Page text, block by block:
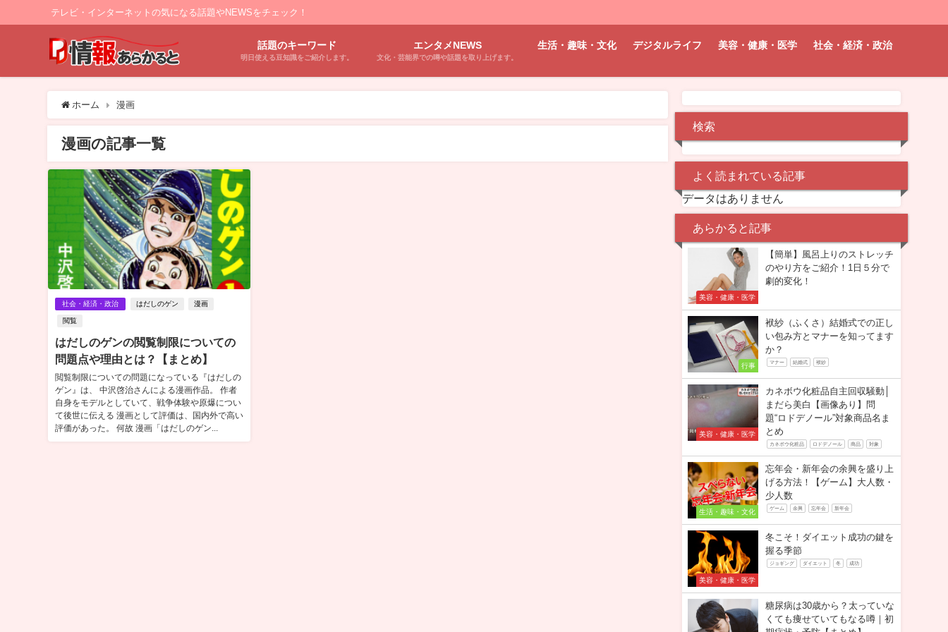
テレビ・インターネットの気になる話題やNEWSをチェック！
話題のキーワード
明日使える豆知識をご紹介します。
エンタメNEWS
文化・芸能界での噂や話題を取り上げます。
生活・趣味・文化 デジタルライフ 美容・健康・医学 社会・経済・政治
ホーム 漫画
漫画の記事一覧
社会・経済・政治 はだしのゲン 漫画
閲覧
はだしのゲンの閲覧制限についての
問題点や理由とは？【まとめ】
閲覧制限についての問題になっている『はだしの
ゲン』は、 中沢啓治さんによる漫画作品。 作者
自身をモデルとしていて、戦争体験や原爆につい
て後世に伝える 漫画として評価は、国内外で高い
評価があった。 何故 漫画「はだしのゲン...
検索
よく読まれている記事
データはありません
あらかると記事
美容・健康・医学
【簡単】風呂上りのストレッチ
のやり方をご紹介！1日５分で
劇的変化！
行事
袱紗（ふくさ）結婚式での正し
い包み方とマナーを知ってます
か？
マナー 結婚式 袱紗
美容・健康・医学
カネボウ化粧品自主回収騒動│
まだら美白【画像あり】問
題“ロドデノール”対象商品名ま
とめ
カネボウ化粧品 ロドデノール 商品 対象
生活・趣味・文化
忘年会・新年会の余興を盛り上
げる方法！【ゲーム】大人数・
少人数
ゲーム 余興 忘年会 新年会
美容・健康・医学
冬こそ！ダイエット成功の鍵を
握る季節
ジョギング ダイエット 冬 成功
糖尿病は30歳から？太っていな
くても痩せていてもなる噂｜初